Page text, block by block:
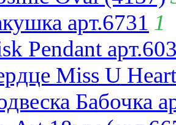
арт.6731 1
Pendant
Miss U
Бабочка